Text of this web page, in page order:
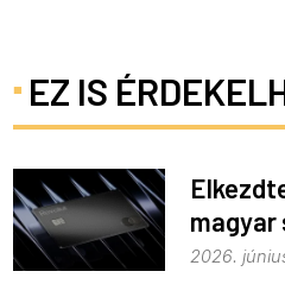
EZ IS
magyar
2026.